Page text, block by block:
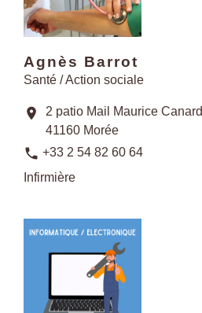
Agnès Barrot
Santé / Action sociale
location_on
2 patio Mail Maurice Canard
41160 Morée
phone +33 2 54 82 60 64
Infirmière